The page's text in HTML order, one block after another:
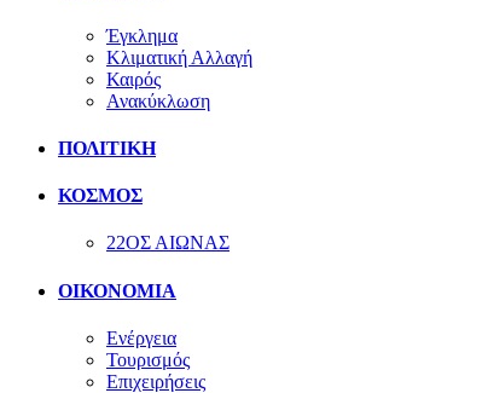
Έγκλημα
Κλιματική Αλλαγή
Καιρός
Ανακύκλωση
ΠΟΛΙΤΙΚΗ
ΚΟΣΜΟΣ
22ΟΣ ΑΙΩΝΑΣ
ΟΙΚΟΝΟΜΙΑ
Ενέργεια
Τουρισμός
Επιχειρήσεις